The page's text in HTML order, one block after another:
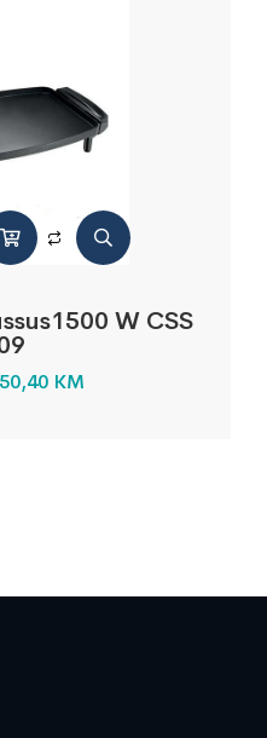
W CSS
50,40 KM